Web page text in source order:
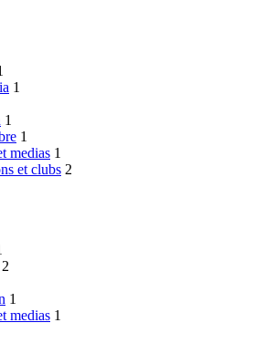
1
1
1
medias 1
et clubs 2
2
1
medias 1